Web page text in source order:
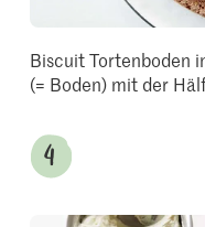
Biscuit Tortenboden
(= Boden) mit der